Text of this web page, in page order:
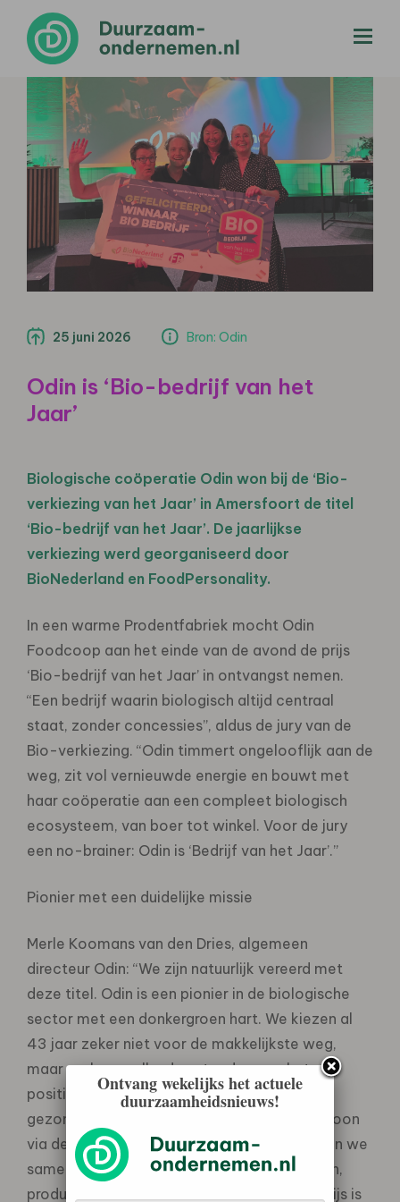
25 juni 2026 Bron: Odin
Odin is ‘Bio-bedrijf van het
Jaar’
Biologische coöperatie Odin won bij de ‘Bio-
verkiezing van het Jaar’ in Amersfoort de titel
‘Bio-bedrijf van het Jaar’. De jaarlijkse
verkiezing werd georganiseerd door
BioNederland en FoodPersonality.
In een warme Prodentfabriek mocht Odin
Foodcoop aan het einde van de avond de prijs
‘Bio-bedrijf van het Jaar’ in ontvangst nemen.
“Een bedrijf waarin biologisch altijd centraal
staat, zonder concessies”, aldus de jury van de
Bio-verkiezing. “Odin timmert ongelooflijk aan de
weg, zit vol vernieuwde energie en bouwt met
haar coöperatie aan een compleet biologisch
ecosysteem, van boer tot winkel. Voor de jury
een no-brainer: Odin is ‘Bedrijf van het Jaar’.”
Pionier met een duidelijke missie
Merle Koomans van den Dries, algemeen
directeur Odin: “We zijn natuurlijk vereerd met
deze titel. Odin is een pionier in de biologische
sector met een donkergroen hart. We kiezen al
43 jaar zeker niet voor de makkelijkste weg,
maar proberen elke dag steeds meer het
positieve verschil te maken voor een beter,
gezonder en eerlijker voedselsysteem. Gewoon
via de dagelijkse boodschappen. En dat doen we
samen met al die mensen die bij Odin werken,
producten leveren, klant zijn, lid zijn. Deze prijs is
Ontvang wekelijks het actuele
duurzaamheidsnieuws!